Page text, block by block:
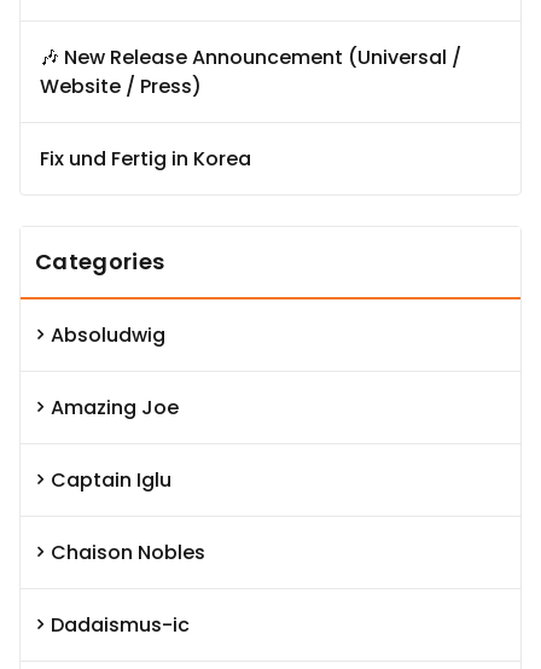
🎶 New Release Announcement (Universal /
Website / Press)
Fix und Fertig in Korea
Categories
Absoludwig
Amazing Joe
Captain Iglu
Chaison Nobles
Dadaismus-ic